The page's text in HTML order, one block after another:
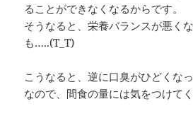
ることができなくなるからです。
そうなると、栄養バランスが悪く
も…..(T_T)
こうなると、逆に口臭がひどくな
なので、間食の量には気をつけてく